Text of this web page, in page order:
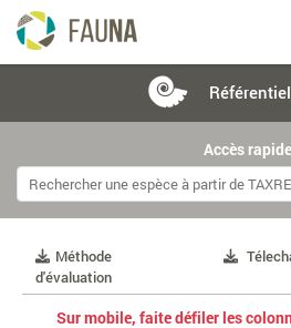
Référentiel
Accès rapide
Méthode
d'évaluation
Sur mobile, faite défiler les